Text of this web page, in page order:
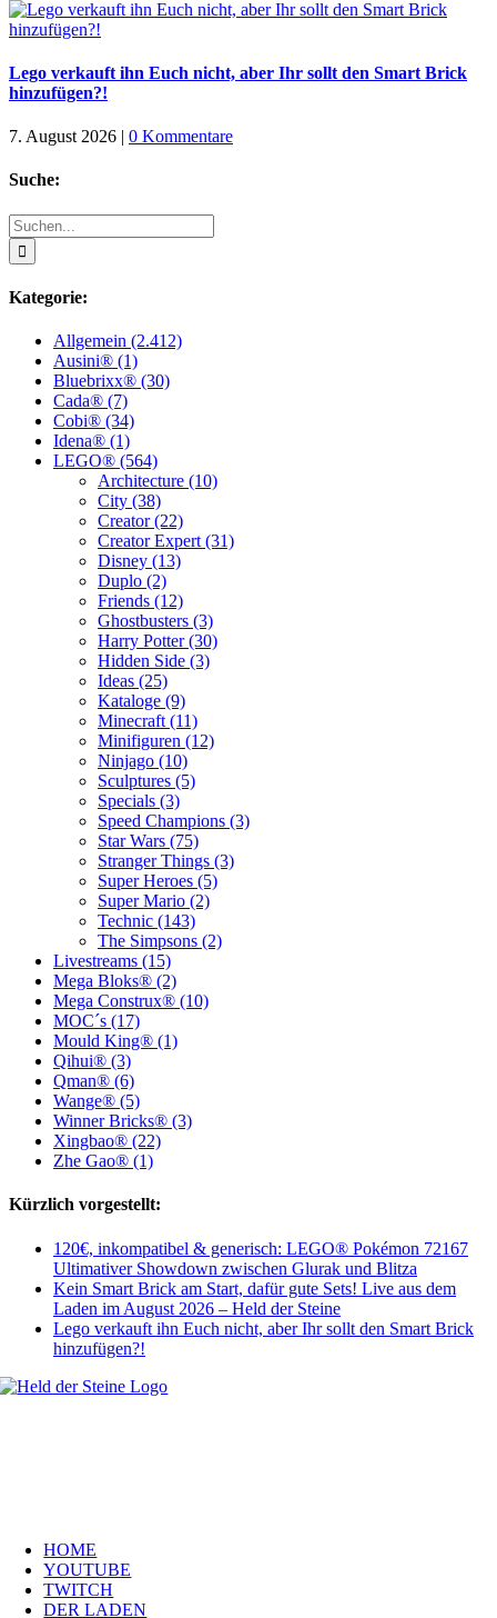
Lego verkauft ihn Euch nicht, aber Ihr sollt den Smart Brick
hinzufügen?!
7. August 2026 | 0 Kommentare
Suche:
Suche
nach:
Kategorie:
Allgemein (2.412)
Ausini® (1)
Bluebrixx® (30)
Cada® (7)
Cobi® (34)
Idena® (1)
LEGO® (564)
Architecture (10)
City (38)
Creator (22)
Creator Expert (31)
Disney (13)
Duplo (2)
Friends (12)
Ghostbusters (3)
Harry Potter (30)
Hidden Side (3)
Ideas (25)
Kataloge (9)
Minecraft (11)
Minifiguren (12)
Ninjago (10)
Sculptures (5)
Specials (3)
Speed Champions (3)
Star Wars (75)
Stranger Things (3)
Super Heroes (5)
Super Mario (2)
Technic (143)
The Simpsons (2)
Livestreams (15)
Mega Bloks® (2)
Mega Construx® (10)
MOC´s (17)
Mould King® (1)
Qihui® (3)
Qman® (6)
Wange® (5)
Winner Bricks® (3)
Xingbao® (22)
Zhe Gao® (1)
Kürzlich vorgestellt:
120€, inkompatibel & generisch: LEGO® Pokémon 72167
Ultimativer Showdown zwischen Glurak und Blitza
Kein Smart Brick am Start, dafür gute Sets! Live aus dem
Laden im August 2026 – Held der Steine
Lego verkauft ihn Euch nicht, aber Ihr sollt den Smart Brick
hinzufügen?!
HOME
YOUTUBE
TWITCH
DER LADEN